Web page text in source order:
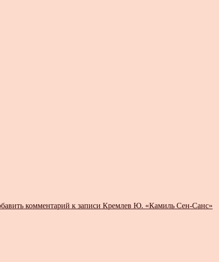
комментарий к записи Кремлев Ю. «Камиль Сен-Санс»